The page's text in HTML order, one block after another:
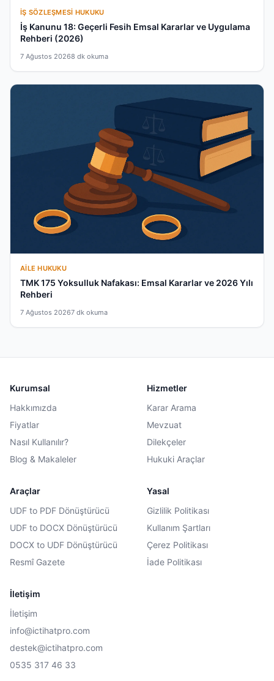
İŞ SÖZLEŞMESI HUKUKU
İş Kanunu 18: Geçerli Fesih Emsal Kararlar ve Uygulama
Rehberi (2026)
7 Ağustos 20268 dk okuma
AILE HUKUKU
TMK 175 Yoksulluk Nafakası: Emsal Kararlar ve 2026 Yılı
Rehberi
7 Ağustos 20267 dk okuma
Kurumsal
Hakkımızda
Fiyatlar
Nasıl Kullanılır?
Blog & Makaleler
Hizmetler
Karar Arama
Mevzuat
Dilekçeler
Hukuki Araçlar
Araçlar
UDF to PDF Dönüştürücü
UDF to DOCX Dönüştürücü
DOCX to UDF Dönüştürücü
Resmî Gazete
Yasal
Gizlilik Politikası
Kullanım Şartları
Çerez Politikası
İade Politikası
İletişim
İletişim
info@ictihatpro.com
destek@ictihatpro.com
0535 317 46 33